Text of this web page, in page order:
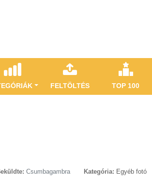
FELTÖLTÉS TOP 100
Csumbagambra Kategória: Egyéb fotó